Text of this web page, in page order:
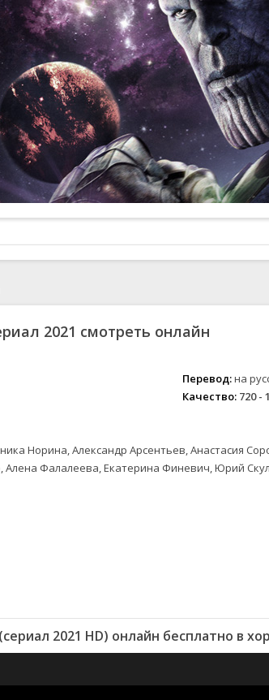
2021 смотреть онлайн
Перевод:на
Качество: 720 -
Норина, Александр Арсентьев, Анастасия
Алена Фалалеева, Екатерина Финевич, Юрий
2021 HD) онлайн бесплатно в